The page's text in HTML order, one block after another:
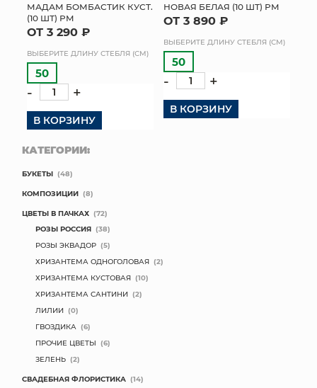
МАДАМ БОМБАСТИК КУСТ.
(10 ШТ) РМ
ОТ 3 290 ₽
ВЫБЕРИТЕ ДЛИНУ СТЕБЛЯ (СМ)
50
- +
В КОРЗИНУ
НОВАЯ БЕЛАЯ (10 ШТ) РМ
ОТ 3 890 ₽
ВЫБЕРИТЕ ДЛИНУ СТЕБЛЯ (СМ)
50
- +
В КОРЗИНУ
КАТЕГОРИИ:
БУКЕТЫ (48)
КОМПОЗИЦИИ (8)
ЦВЕТЫ В ПАЧКАХ (72)
РОЗЫ РОССИЯ (38)
РОЗЫ ЭКВАДОР (5)
ХРИЗАНТЕМА ОДНОГОЛОВАЯ (2)
ХРИЗАНТЕМА КУСТОВАЯ (10)
ХРИЗАНТЕМА САНТИНИ (2)
ЛИЛИИ (0)
ГВОЗДИКА (6)
ПРОЧИЕ ЦВЕТЫ (6)
ЗЕЛЕНЬ (2)
СВАДЕБНАЯ ФЛОРИСТИКА (14)